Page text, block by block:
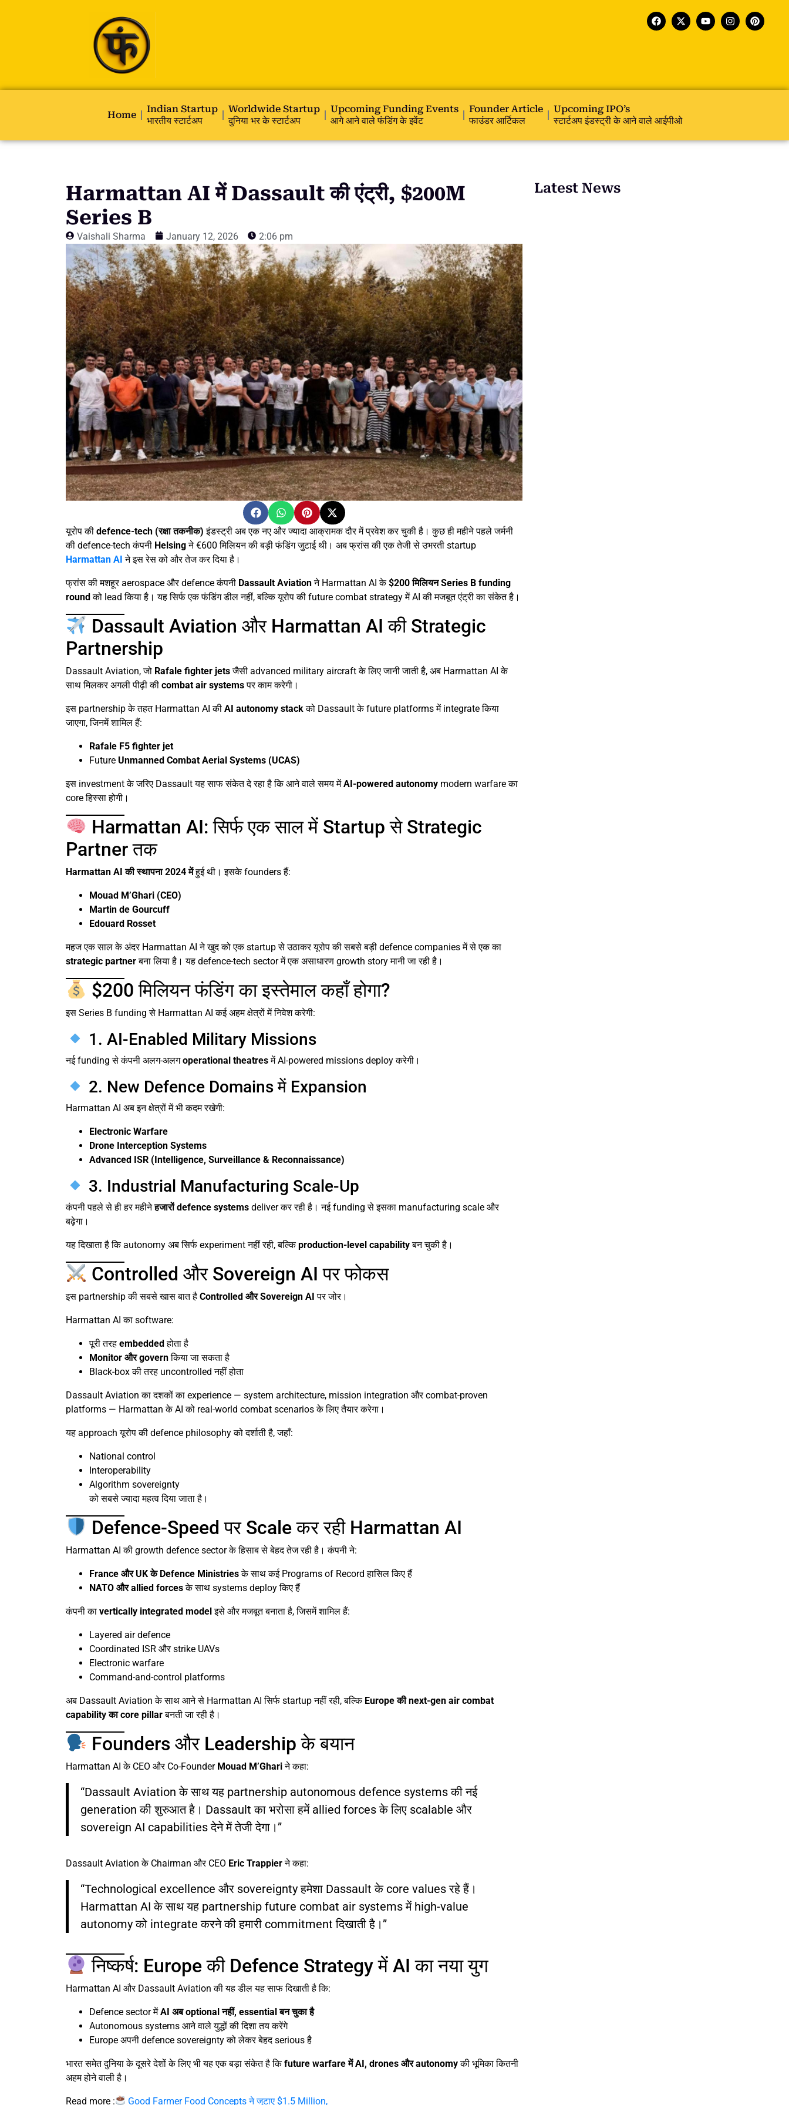
Home
Indian Startup
भारतीय स्टार्टअप
Worldwide Startup
दुनिया भर के स्टार्टअप
Upcoming Funding Events
आगे आने वाले फंडिंग के इवेंट
Founder Article
फाउंडर आर्टिकल
Upcoming IPO’s
स्टार्टअप इंडस्ट्री के आने वाले आईपीओ
Harmattan AI में Dassault की एंट्री, $200M
Series B
Vaishali Sharma January 12, 2026 2:06 pm
यूरोप की defence-tech (रक्षा तकनीक) इंडस्ट्री अब एक नए और ज्यादा आक्रामक दौर में प्रवेश कर चुकी है। कुछ ही महीने पहले जर्मनी
की defence-tech कंपनी Helsingने €600 मिलियन की बड़ी फंडिंग जुटाई थी। अब फ्रांस की एक तेजी से उभरती startup
Harmattan AI ने इस रेस को और तेज कर दिया है।
फ्रांस की मशहूर aerospace और defence कंपनी Dassault Aviationने Harmattan AI के$200 मिलियन Series B funding
roundको lead किया है। यह सिर्फ एक फंडिंग डील नहीं, बल्कि यूरोप की future combat strategy में AI की मजबूत एंट्री का संकेत है।
Dassault Aviation और Harmattan AI की Strategic
Partnership
Dassault Aviation, जो Rafale fighter jetsजैसी advanced military aircraft के लिए जानी जाती है, अब Harmattan AI के
साथ मिलकर अगली पीढ़ी की combat air systemsपर काम करेगी।
इस partnership के तहत Harmattan AI की AI autonomy stackको Dassault के future platforms में integrate किया
जाएगा, जिनमें शामिल हैं:
Rafale F5 fighter jet
Future Unmanned Combat Aerial Systems (UCAS)
इस investment के जरिए Dassault यह साफ संकेत दे रहा है कि आने वाले समय मेंAI-powered autonomy modern warfare का
core हिस्सा होगी।
Harmattan AI: सिर्फ एक साल में Startup से Strategic
Partner तक
Harmattan AI की स्थापना 2024 मेंहुई थी। इसके founders हैं:
Mouad M’Ghari (CEO)
Martin de Gourcuff
Edouard Rosset
महज एक साल के अंदर Harmattan AI ने खुद को एक startup से उठाकर यूरोप की सबसे बड़ी defence companies में से एक का
strategic partnerबना लिया है। यह defence-tech sector में एक असाधारण growth story मानी जा रही है।
$200 मिलियन फंडिंग का इस्तेमाल कहाँ होगा?
इस Series B funding से Harmattan AI कई अहम क्षेत्रों में निवेश करेगी:
1. AI-Enabled Military Missions
नई funding से कंपनी अलग-अलगoperational theatresमें AI-powered missions deploy करेगी।
2. New Defence Domains में Expansion
Harmattan AI अब इन क्षेत्रों में भी कदम रखेगी:
Electronic Warfare
Drone Interception Systems
Advanced ISR (Intelligence, Surveillance & Reconnaissance)
3. Industrial Manufacturing Scale-Up
कंपनी पहले से ही हर महीनेहजारों defence systems deliver कर रही है। नई funding से इसका manufacturing scale और
बढ़ेगा।
यह दिखाता है कि autonomy अब सिर्फ experiment नहीं रही, बल्किproduction-level capabilityबन चुकी है।
Controlled और Sovereign AI पर फोकस
इस partnership की सबसे खास बात है Controlled और Sovereign AI पर जोर।
Harmattan AI का software:
पूरी तरह embeddedहोता है
Monitor और governकिया जा सकता है
Black-box की तरह uncontrolled नहीं होता
Dassault Aviation का दशकों का experience — system architecture, mission integration और combat-proven
platforms — Harmattan के AI को real-world combat scenarios के लिए तैयार करेगा।
यह approach यूरोप की defence philosophy को दर्शाती है, जहाँ:
National control
Interoperability
Algorithm sovereignty
को सबसे ज्यादा महत्व दिया जाता है।
Defence-Speed पर Scale कर रही Harmattan AI
Harmattan AI की growth defence sector के हिसाब से बेहद तेज रही है। कंपनी ने:
France और UK के Defence Ministriesके साथ कई Programs of Record हासिल किए हैं
NATO और allied forcesके साथ systems deploy किए हैं
कंपनी का vertically integrated modelइसे और मजबूत बनाता है, जिसमें शामिल हैं:
Layered air defence
Coordinated ISR और strike UAVs
Electronic warfare
Command-and-control platforms
अब Dassault Aviation के साथ आने से Harmattan AI सिर्फ startup नहीं रही, बल्कि Europe की next-gen air combat
capability का core pillarबनती जा रही है।
Founders और Leadership के बयान
Harmattan AI के CEO और Co-Founder Mouad M’Ghariने कहा:
“Dassault Aviation के साथ यह partnership autonomous defence systems की नई
generation की शुरुआत है। Dassault का भरोसा हमें allied forces के लिए scalable और
sovereign AI capabilities देने में तेजी देगा।”
Dassault Aviation के Chairman और CEO Eric Trappierने कहा:
“Technological excellence और sovereignty हमेशा Dassault के core values रहे हैं।
Harmattan AI के साथ यह partnership future combat air systems में high-value
autonomy को integrate करने की हमारी commitment दिखाती है।”
निष्कर्ष: Europe की Defence Strategy में AI का नया युग
Harmattan AI और Dassault Aviation की यह डील यह साफ दिखाती है कि:
Defence sector मेंAI अब optional नहीं, essential बन चुका है
Autonomous systems आने वाले युद्धों की दिशा तय करेंगे
Europe अपनी defence sovereignty को लेकर बेहद serious है
भारत समेत दुनिया के दूसरे देशों के लिए भी यह एक बड़ा संकेत है किfuture warfare में AI, drones और autonomyकी भूमिका कितनी
अहम होने वाली है।
Read more : Good Farmer Food Concepts ने जुटाए $1.5 Million,
Latest News